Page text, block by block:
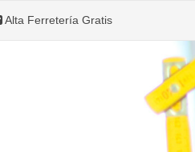
Alta Ferretería Gratis